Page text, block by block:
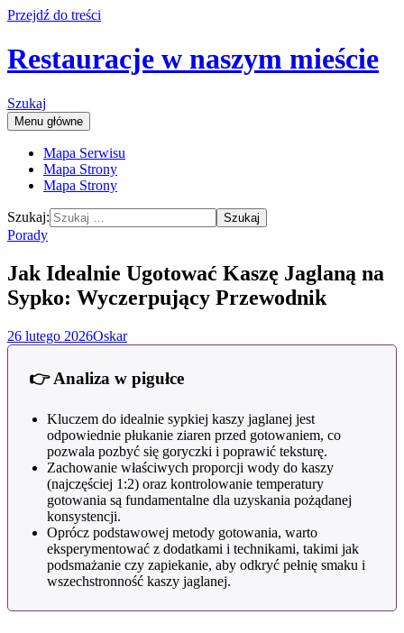
Przejdź do treści
Restauracje w naszym mieście
Szukaj
Menu główne
Mapa Serwisu
Mapa Strony
Mapa Strony
Szukaj:
Porady
Jak Idealnie Ugotować Kaszę Jaglaną na
Sypko: Wyczerpujący Przewodnik
26 lutego 2026Oskar
👉 Analiza w pigułce
Kluczem do idealnie sypkiej kaszy jaglanej jest
odpowiednie płukanie ziaren przed gotowaniem, co
pozwala pozbyć się goryczki i poprawić teksturę.
Zachowanie właściwych proporcji wody do kaszy
(najczęściej 1:2) oraz kontrolowanie temperatury
gotowania są fundamentalne dla uzyskania pożądanej
konsystencji.
Oprócz podstawowej metody gotowania, warto
eksperymentować z dodatkami i technikami, takimi jak
podsmażanie czy zapiekanie, aby odkryć pełnię smaku i
wszechstronność kaszy jaglanej.